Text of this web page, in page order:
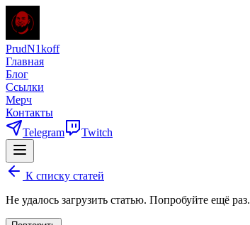
PrudN1koff
Главная
Блог
Ссылки
Мерч
Контакты
Telegram
Twitch
К списку статей
Не удалось загрузить статью. Попробуйте ещё раз.